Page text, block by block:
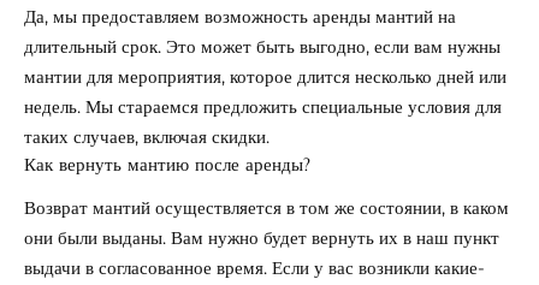
Да, мы предоставляем возможность аренды мантий на
длительный срок. Это может быть выгодно, если вам нужны
мантии для мероприятия, которое длится несколько дней или
недель. Мы стараемся предложить специальные условия для
таких случаев, включая скидки.
Как вернуть мантию после аренды?
Возврат мантий осуществляется в том же состоянии, в каком
они были выданы. Вам нужно будет вернуть их в наш пункт
выдачи в согласованное время. Если у вас возникли какие-